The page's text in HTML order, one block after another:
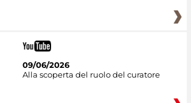
09/06/2026
Alla scoperta del ruolo del curatore